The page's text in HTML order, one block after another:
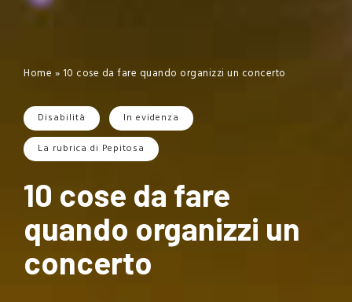
Home » 10 cose da fare quando organizzi un concerto
Disabilità
In evidenza
La rubrica di Pepitosa
10 cose da fare
quando organizzi un
concerto